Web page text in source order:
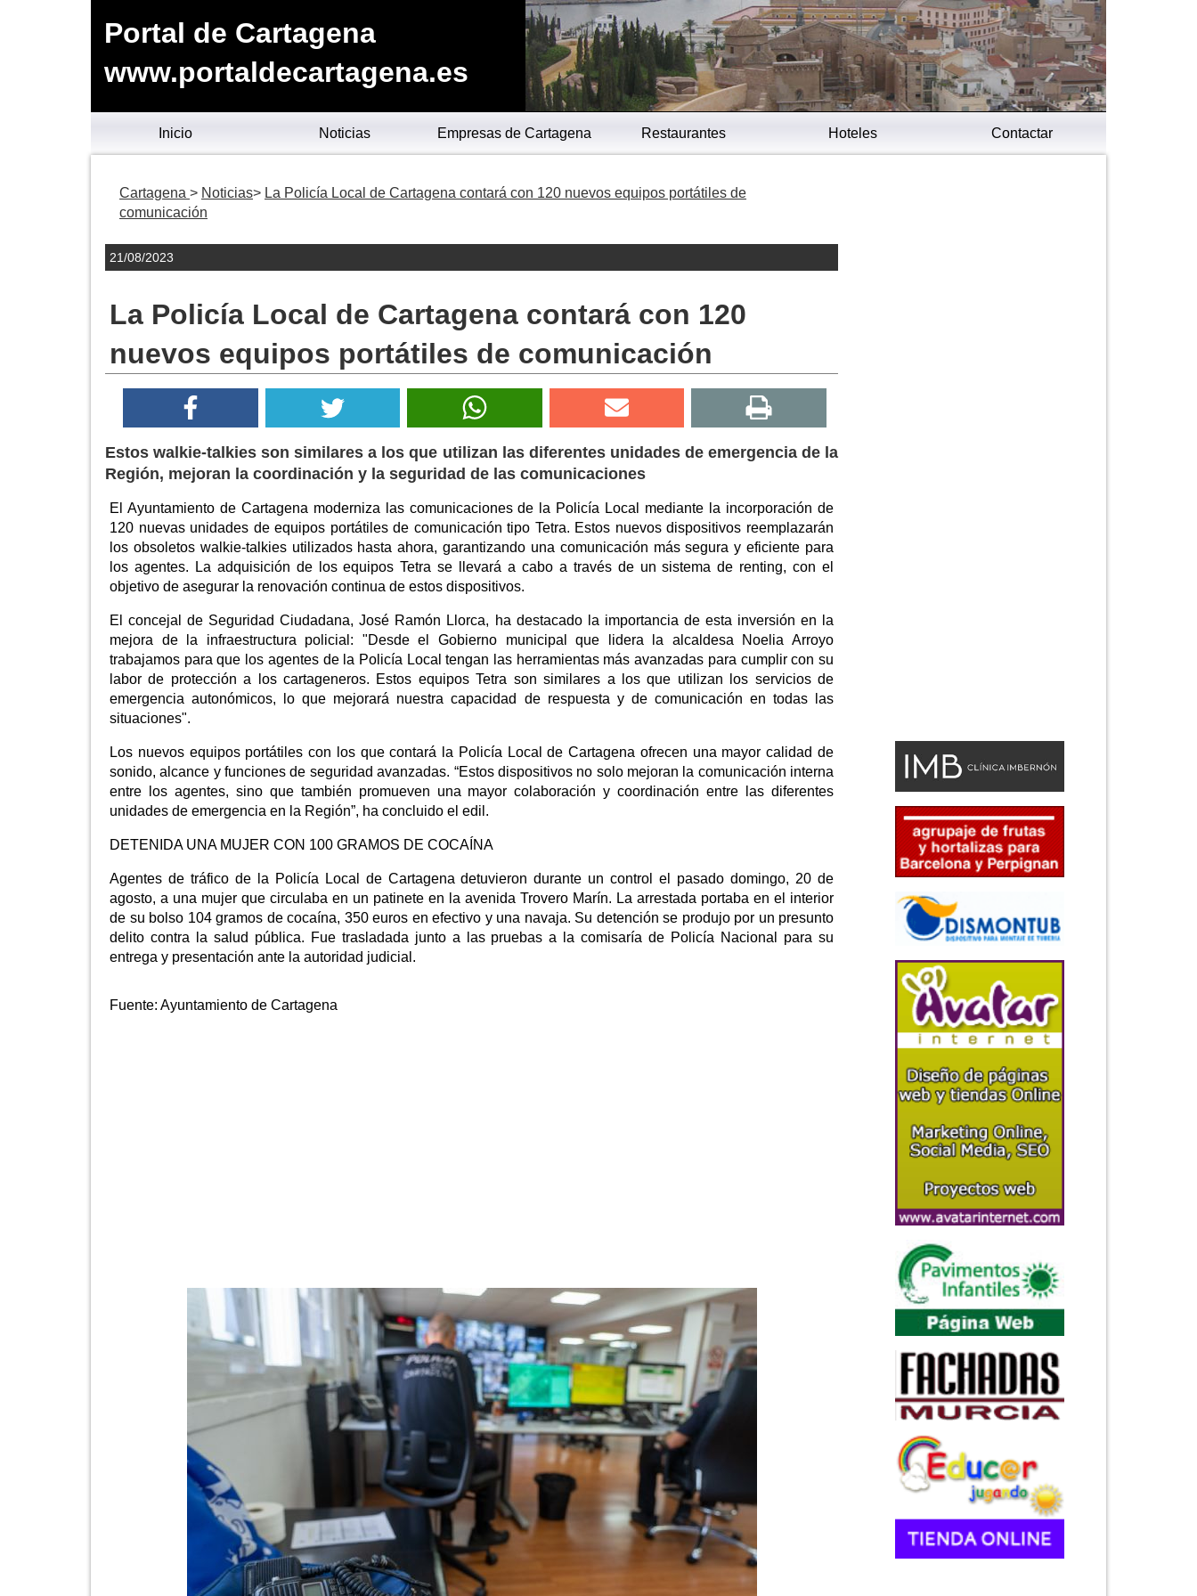
Portal de Cartagena
www.portaldecartagena.es
Inicio Noticias Empresas de Cartagena Restaurantes Hoteles Contactar
Cartagena Noticias
La Policía Local de Cartagena contará con 120 nuevos equipos portátiles de
comunicación
21/08/2023
La Policía Local de Cartagena contará con 120
nuevos equipos portátiles de comunicación
Estos walkie-talkies son similares a los que utilizan las diferentes unidades de emergencia de la
Región, mejoran la coordinación y la seguridad de las comunicaciones
El Ayuntamiento de Cartagena moderniza las comunicaciones de la Policía Local mediante la incorporación de
120 nuevas unidades de equipos portátiles de comunicación tipo Tetra. Estos nuevos dispositivos reemplazarán
los obsoletos walkie-talkies utilizados hasta ahora, garantizando una comunicación más segura y eficiente para
los agentes. La adquisición de los equipos Tetra se llevará a cabo a través de un sistema de renting, con el
objetivo de asegurar la renovación continua de estos dispositivos.
El concejal de Seguridad Ciudadana, José Ramón Llorca, ha destacado la importancia de esta inversión en la
mejora de la infraestructura policial: "Desde el Gobierno municipal que lidera la alcaldesa Noelia Arroyo
trabajamos para que los agentes de la Policía Local tengan las herramientas más avanzadas para cumplir con su
labor de protección a los cartageneros. Estos equipos Tetra son similares a los que utilizan los servicios de
emergencia autonómicos, lo que mejorará nuestra capacidad de respuesta y de comunicación en todas las
situaciones".
Los nuevos equipos portátiles con los que contará la Policía Local de Cartagena ofrecen una mayor calidad de
sonido, alcance y funciones de seguridad avanzadas. “Estos dispositivos no solo mejoran la comunicación interna
entre los agentes, sino que también promueven una mayor colaboración y coordinación entre las diferentes
unidades de emergencia en la Región”, ha concluido el edil.
DETENIDA UNA MUJER CON 100 GRAMOS DE COCAÍNA
Agentes de tráfico de la Policía Local de Cartagena detuvieron durante un control el pasado domingo, 20 de
agosto, a una mujer que circulaba en un patinete en la avenida Trovero Marín. La arrestada portaba en el interior
de su bolso 104 gramos de cocaína, 350 euros en efectivo y una navaja. Su detención se produjo por un presunto
delito contra la salud pública. Fue trasladada junto a las pruebas a la comisaría de Policía Nacional para su
entrega y presentación ante la autoridad judicial.
Fuente: Ayuntamiento de Cartagena